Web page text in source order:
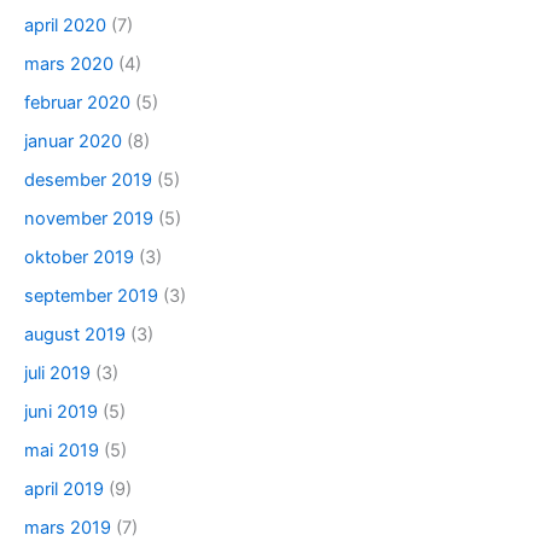
april 2020 (7)
mars 2020 (4)
februar 2020 (5)
januar 2020 (8)
desember 2019 (5)
november 2019 (5)
oktober 2019 (3)
september 2019 (3)
august 2019 (3)
juli 2019 (3)
juni 2019 (5)
mai 2019 (5)
april 2019 (9)
mars 2019 (7)